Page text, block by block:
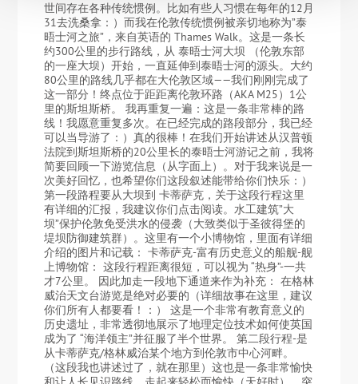
世间存在各种传统惯例。比如有些人习惯在每年的12月
31去洗桑拿：）而我在伦敦传统惯例被亲切地称为”泰
晤士河之旅”，来自英语的 Thames Walk。这是一条长
约300公里的步行路线，从 泰晤士河大坝 （伦敦东部
的一座大坝）开始，一直延伸到泰晤士河的源头。大约
80公里的路线几乎都在大伦敦区域——我们刚刚完成了
这一部分！终点位于距距离伦敦环路（AKA M25）1公
里的斯坦斯桥。 我再重复一遍：这是一条非常棒的路
线！我愿意重复多次。在已经完成的路段部分，我已经
可以当导游了：）真的很棒！在我们开始讲述从汉普顿
法院到斯坦斯桥的20公里长的泰晤士河游记之前，我将
简要回顾一下游览信息（从字面上）。对于我来说是一
次美好回忆，也希望你们这段叙述能带给你们快乐：）
第一段路程要从大坝到 卡蒂萨克，关于这段行程这里
有详细的汇报，我建议你们点击阅读。水工建筑”大
坝”保护伦敦免受洪水的侵袭（大致类似于圣彼得堡的
堤坝防御建筑群）。这里有一个小博物馆，里面有详细
介绍的图片和记载： 卡蒂萨克-富有历史意义的船舰-舰
上博物馆： 这段行程距离很短，可以视为 “热身”-一共
才7公里。 因此加走一段地下通道来作为补充： 在格林
威治天文台游览是绝对必要的（详细故事在这里，建议
你们所有人都要看！：） 这是一个非常有教育意义的
历史遗址，非常透彻地展示了地理定位技术如何使英国
成为了 “海洋领主”并征服了半个世界。 第二段行程-是
从卡蒂萨克/格林威治某个地方到伦敦市中心河畔。
（这段我也讲述过了，就在那里）这也是一条非常愉快